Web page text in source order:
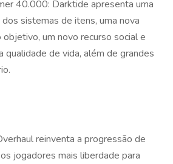
40.000: Darktide apresenta uma
sistemas de itens, uma nova
um novo recurso social e
qualidade de vida, além de grandes
reinventa a progressão de
jogadores mais liberdade para